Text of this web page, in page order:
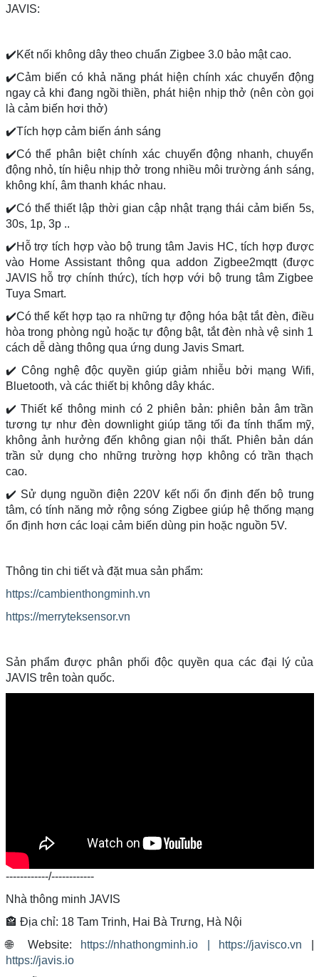
JAVIS:
✔️Kết nối không dây theo chuẩn Zigbee 3.0 bảo mật cao.
✔️Cảm biến có khả năng phát hiện chính xác chuyển động
ngay cả khi đang ngồi thiền, phát hiện nhịp thở (nên còn gọi
là cảm biến hơi thở)
✔️Tích hợp cảm biến ánh sáng
✔️Có thể phân biệt chính xác chuyển động nhanh, chuyển
động nhỏ, tín hiệu nhịp thở trong nhiều môi trường ánh sáng,
không khí, âm thanh khác nhau.
✔️Có thể thiết lập thời gian cập nhật trạng thái cảm biến 5s,
30s, 1p, 3p ..
✔️Hỗ trợ tích hợp vào bộ trung tâm Javis HC, tích hợp được
vào Home Assistant thông qua addon Zigbee2mqtt (được
JAVIS hỗ trợ chính thức), tích hợp với bộ trung tâm Zigbee
Tuya Smart.
✔️Có thể kết hợp tạo ra những tự động hóa bật tắt đèn, điều
hòa trong phòng ngủ hoặc tự động bật, tắt đèn nhà vệ sinh 1
cách dễ dàng thông qua ứng dung Javis Smart.
✔️ Công nghệ độc quyền giúp giảm nhiễu bởi mạng Wifi,
Bluetooth, và các thiết bị không dây khác.
✔️ Thiết kế thông minh có 2 phiên bản: phiên bản âm trần
tương tự như đèn downlight giúp tăng tối đa tính thẩm mỹ,
không ảnh hưởng đến không gian nội thất. Phiên bản dán
trần sử dụng cho những trường hợp không có trần thạch
cao.
✔️ Sử dụng nguồn điện 220V kết nối ổn định đến bộ trung
tâm, có tính năng mở rộng sóng Zigbee giúp hệ thống mạng
ổn định hơn các loại cảm biến dùng pin hoặc nguồn 5V.
Thông tin chi tiết và đặt mua sản phẩm:
https://cambienthongminh.vn
https://merryteksensor.vn
Sản phẩm được phân phối độc quyền qua các đại lý của
JAVIS trên toàn quốc.
------------/------------
Nhà thông minh JAVIS
🏤️ Địa chỉ: 18 Tam Trinh, Hai Bà Trưng, Hà Nội
🌐 Website:
https://nhathongminh.io | https://javisco.vn
https://javis.io